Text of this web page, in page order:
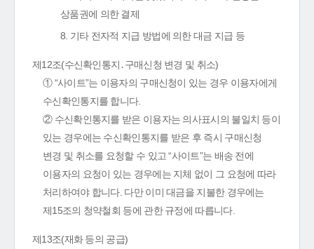
상품권에 의한 결제
8. 기타 전자적 지급 방법에 의한 대금 지급 등
제12조(수신확인통지․구매신청 변경 및 취소)
① “사이트”는 이용자의 구매신청이 있는 경우 이용자에게
수신확인통지를 합니다.
② 수신확인통지를 받은 이용자는 의사표시의 불일치 등이
있는 경우에는 수신확인통지를 받은 후 즉시 구매신청
변경 및 취소를 요청할 수 있고 “사이트”는 배송 전에
이용자의 요청이 있는 경우에는 지체 없이 그 요청에 따라
처리하여야 합니다. 다만 이미 대금을 지불한 경우에는
제15조의 청약철회 등에 관한 규정에 따릅니다.
제13조(재화 등의 공급)